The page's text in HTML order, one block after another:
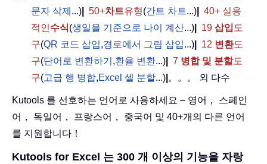
문자 삭제 ...) 50+차트유형(간트 차트...)
40+ 실용
적인수식(생일을 기준으로 나이 계산...) 19 삽입 도
구(QR 코드 삽입,경로에서 그림 삽입...) 12 변환도
구(단어로 변환하기 ,환율 변환...) 7 병합 및 분할도
구(고급 행 병합,Excel 셀 분할...) 。。。 외 다수
Kutools 를 선호하는 언어로 사용하세요 – 영어， 스페인
어， 독일어， 프랑스어， 중국어 및 40+개의 다른 언어
를 지원합니다！
Kutools for Excel 는 300 개 이상의 기능을 자랑